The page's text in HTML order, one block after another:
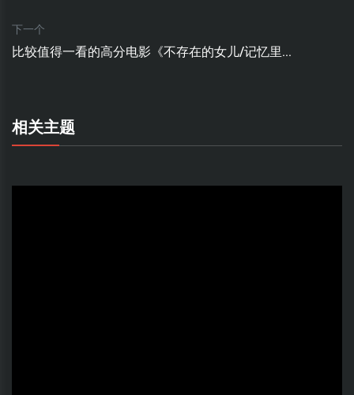
下一个
比较值得一看的高分电影《不存在的女儿/记忆里...
相关主题